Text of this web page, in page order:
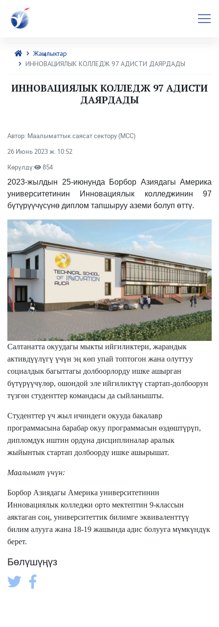
Жаңылыктар
ИННОВАЦИЯЛЫК КОЛЛЕДЖ 97 АДИСТИ ДАЯРДАДЫ
ИННОВАЦИЯЛЫК КОЛЛЕДЖ 97 АДИСТИ
ДАЯРДАДЫ
Автор: Маалыматтык саясат сектору (МСС)
26 Июнь 2023 ж. 10:52
Көрүлдү:
854
2023-жылдын 25-июнунда Борбор Азиядагы Америка
университетинин Инновациялык колледжинин 97
бүтүрүүчүсүнө диплом тапшыруу аземи болуп өттү.
Салтанатта окуудагы мыкты ийгиликтери, жарандык
активдүүлүгү үчүн эң көп упай топтогон жана олуттуу
социалдык багыттагы долбоорлорду ишке ашырган
бүтүрүүчүлөр, ошондой эле ийгиликтүү стартап-долбоорун
түзгөн студенттер командасы да сыйланышты.
Студенттер үч жыл ичиндеги окууда бакалавр
программасына барабар окуу программасын өздөштүрүп,
дипломдук иштин ордуна дисциплиналар аралык
жыйынтык стартап долбоорду ишке ашырышат.
Маалымат үчүн:
Борбор Азиядагы Америка университетинин
Инновациялык колледжи орто мектептин 9-классын
аяктаган соң, университеттик билимге эквиваленттүү
билим алууга жана 18-19 жашында адис болууга мүмкүндүк
берет.
Бөлүшүңүз